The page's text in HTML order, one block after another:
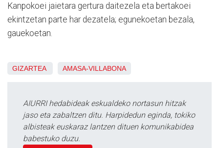
Kanpokoei jaietara gertura daitezela eta bertakoei
ekintzetan parte har dezatela; egunekoetan bezala,
gauekoetan.
GIZARTEA AMASA-VILLABONA
AIURRI hedabideak eskualdeko nortasun hitzak
jaso eta zabaltzen ditu. Harpidedun eginda, tokiko
albisteak euskaraz lantzen dituen komunikabidea
babestuko duzu.